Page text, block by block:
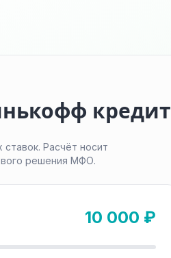
кредит
Расчёт носит
решения МФО.
10 000 ₽